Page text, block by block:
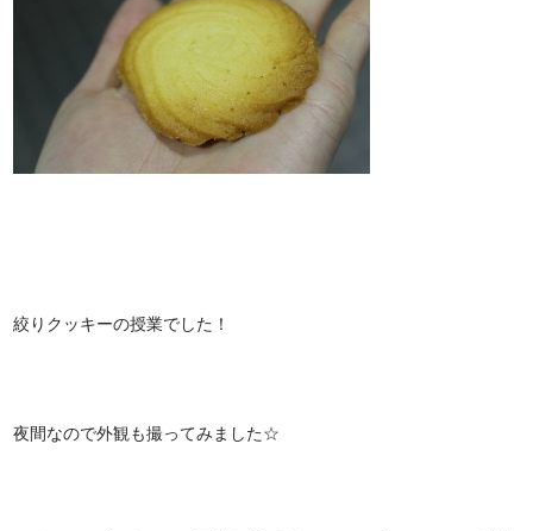
絞りクッキーの授業でした！
夜間なので外観も撮ってみました☆